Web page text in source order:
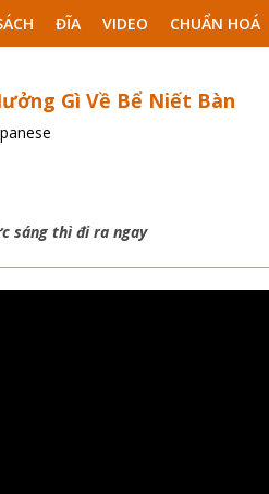
ĐĨA VIDEO CHUẨN HOÁ
Gì Về Bể Niết Bàn
sáng thì đi ra ngay